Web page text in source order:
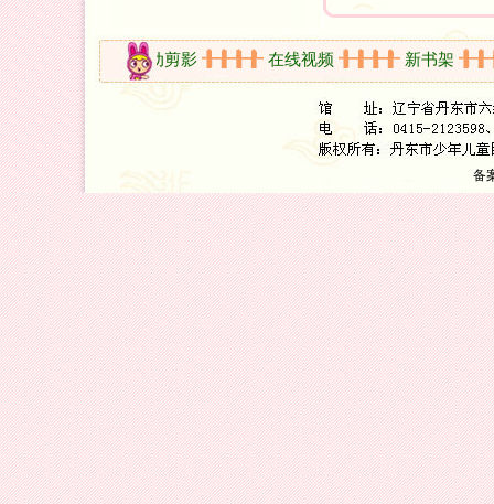
时间 活动剪影 在线视频 新书架
备